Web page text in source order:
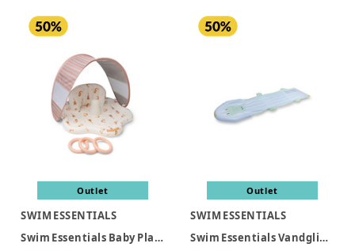
Outlet
SWIM ESSENTIALS
Swim Essentials Baby Plaskestol Med Skygge - Mermaid Bubbles
Outlet
SWIM ESSENTIALS
Swim Essentials Vandglidebane 550 cm - Crocodile